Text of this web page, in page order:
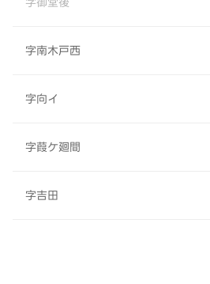
字南木戸西
字向イ
字葭ケ廻間
字吉田